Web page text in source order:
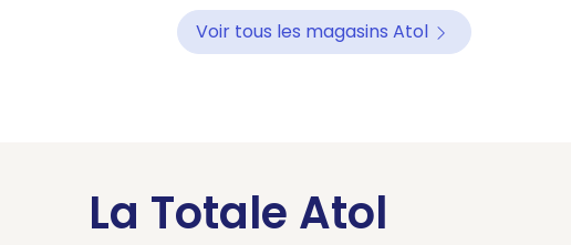
57 Rue du Château d'Eau 33000 Bordeaux
05 56 98 40 72
Voir tous les magasins Atol
La Totale Atol